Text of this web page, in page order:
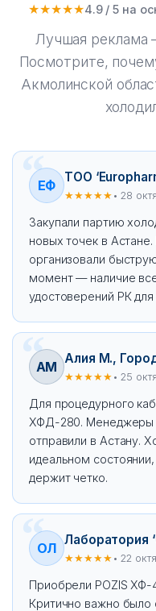
★★★★★4.9 / 5 на
Лучшая реклама
Посмотрите,
Акмолинской
ЕФ
ТОО
★★★★★ • 28
Закупали партию
новых точек в Астане.
организовали
момент — наличие
удостоверений РК для
АМ
Алия М.,
★★★★★ • 25
Для процедурного
ХФД-280. Менеджеры
отправили в Астану.
идеальном
держит четко.
ОЛ
Лаборатория
★★★★★ • 22
Приобрели POZIS ХФ-
Критично важно было